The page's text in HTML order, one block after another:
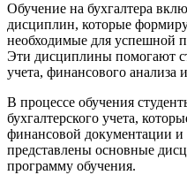
Обучение на бухгалтера
дисциплин, которые
необходимые для успешной
Эти дисциплины помогают
учета, финансового анализа
В процессе обучения
бухгалтерского учета,
финансовой документации
представлены основные
программу обучения.